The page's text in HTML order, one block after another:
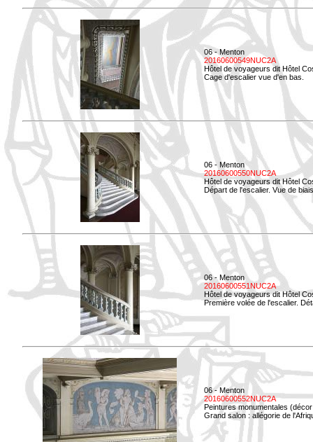
06 - Menton
20160600549NUC2A
Hôtel de voyageurs dit Hôtel
Cage d'escalier vue d'en bas.
06 - Menton
20160600550NUC2A
Hôtel de voyageurs dit Hôtel
Départ de l'escalier. Vue de
06 - Menton
20160600551NUC2A
Hôtel de voyageurs dit Hôtel
Première volée de l'escalier.
06 - Menton
20160600552NUC2A
Peintures monumentales
Grand salon : allégorie de